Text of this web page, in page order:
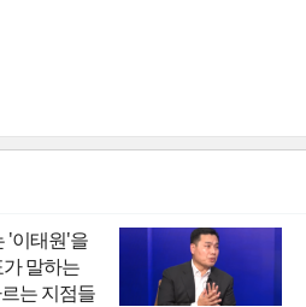
'이태원'을
말하는
는 지점들